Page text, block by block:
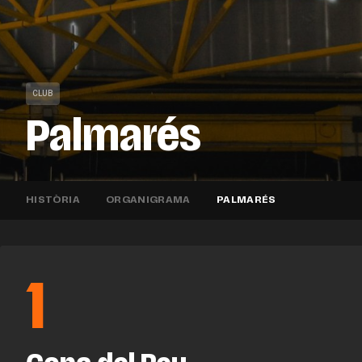
CLUB
Palmarés
HISTÒRIA ORGANIGRAMA PALMARÉS
1